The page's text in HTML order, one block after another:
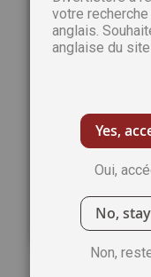
galerie
d’images
votre
anglais.
anglaise du
Yes,
Oui,
No,
Non,